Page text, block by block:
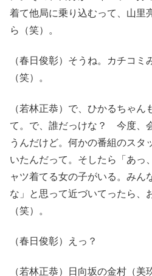
着て他局に乗り込むって、山里
ら（笑）。
（春日俊彰）そうね。カチコミ
（笑）。
（若林正恭）で、ひかるちゃ
て。で、誰だっけな？ 今度、
うんだけど。何かの番組のスタ
いたんだって。そしたら「あっ
ャツ着てる女の子がいる。みん
な」と思って近づいてったら、
（笑）。
（春日俊彰）えっ？
（若林正恭）日向坂の金村（美